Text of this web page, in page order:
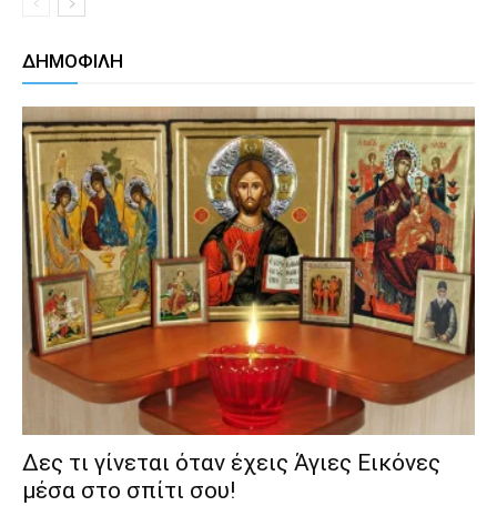
ΔΗΜΟΦΙΛΗ
Δες τι γίνεται όταν έχεις Άγιες Εικόνες
μέσα στο σπίτι σου!